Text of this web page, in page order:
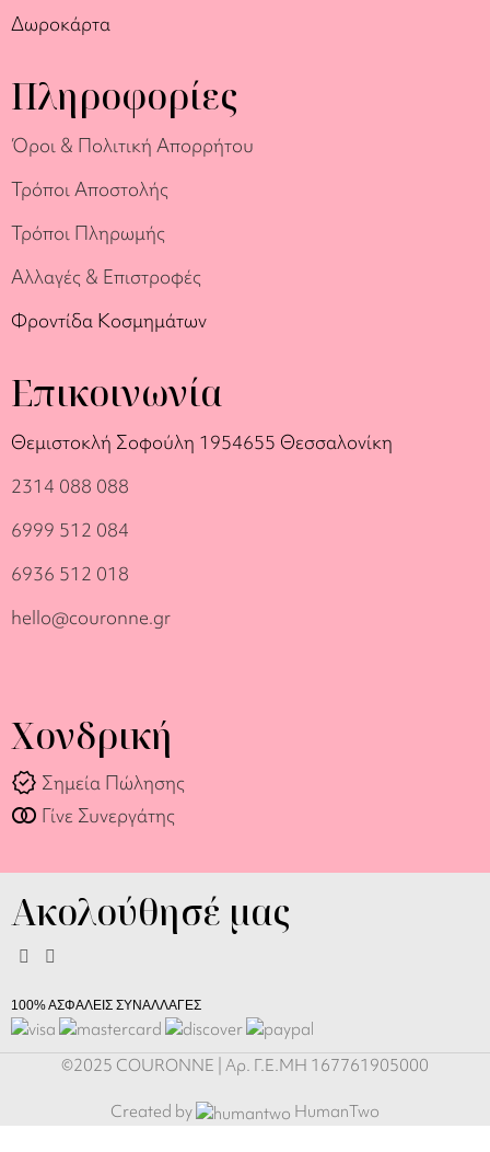
Δωροκάρτα
Πληροφορίες
Όροι & Πολιτική Απορρήτου
Τρόποι Αποστολής
Τρόποι Πληρωμής
Αλλαγές & Επιστροφές
Φροντίδα Κοσμημάτων
Επικοινωνία
Θεμιστοκλή Σοφούλη 1954655 Θεσσαλονίκη
2314 088 088
6999 512 084
6936 512 018
hello@couronne.gr
Χονδρική
verified Σημεία Πώλησης
join_full Γίνε Συνεργάτης
Ακολούθησέ μας
100% ΑΣΦΑΛΕΙΣ ΣΥΝΑΛΛΑΓΕΣ
©2025 COURONNE | Αρ. Γ.Ε.ΜΗ 167761905000
Created by HumanTwo
Αλυσίδα
Γυαλιών &